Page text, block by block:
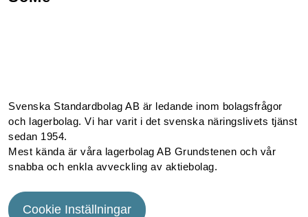
Svenska Standardbolag AB är ledande inom bolagsfrågor
och lagerbolag. Vi har varit i det svenska näringslivets tjänst
sedan 1954.
Mest kända är våra lagerbolag AB Grundstenen och vår
snabba och enkla avveckling av aktiebolag.
Cookie Inställningar